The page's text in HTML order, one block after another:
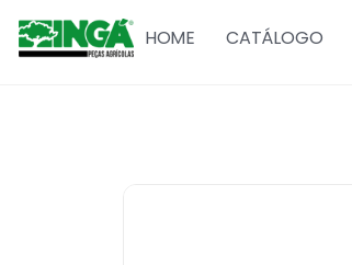
HOME CATÁLOGO